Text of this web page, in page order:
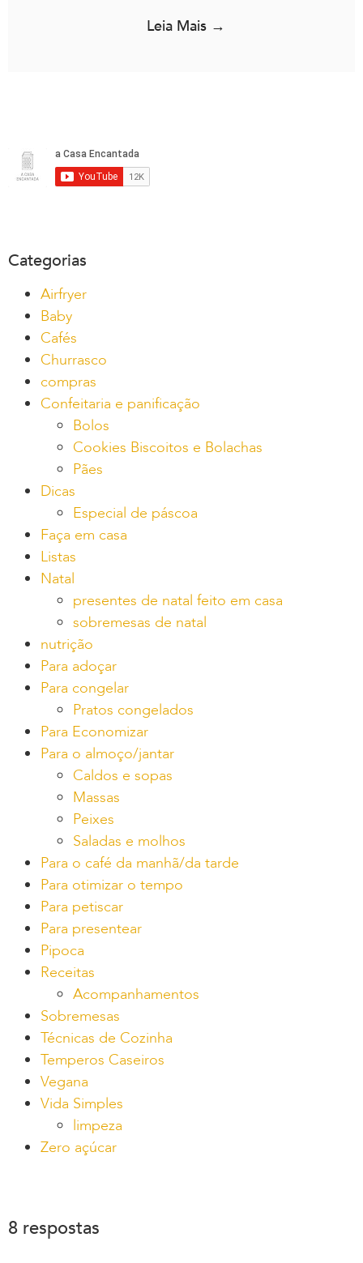
Leia Mais →
Categorias
Airfryer
Baby
Cafés
Churrasco
compras
Confeitaria e panificação
Bolos
Cookies Biscoitos e Bolachas
Pães
Dicas
Especial de páscoa
Faça em casa
Listas
Natal
presentes de natal feito em casa
sobremesas de natal
nutrição
Para adoçar
Para congelar
Pratos congelados
Para Economizar
Para o almoço/jantar
Caldos e sopas
Massas
Peixes
Saladas e molhos
Para o café da manhã/da tarde
Para otimizar o tempo
Para petiscar
Para presentear
Pipoca
Receitas
Acompanhamentos
Sobremesas
Técnicas de Cozinha
Temperos Caseiros
Vegana
Vida Simples
limpeza
Zero açúcar
8 respostas